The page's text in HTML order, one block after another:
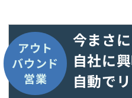
アウト
バウンド
営業
今まさに
自社に
自動で